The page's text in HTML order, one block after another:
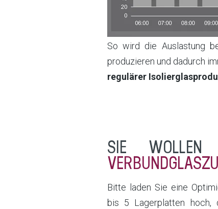
So wird die Auslastung
produzieren und dadurch
regulärer
SIE
Bitte laden Sie eine
bis 5 Lagerplatten hoch,